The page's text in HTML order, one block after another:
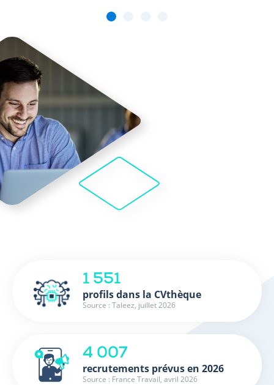
1 551
profils dans la CVthèque
Source : Taleez, juillet 2026
4 007
recrutements prévus en 2026
Source : France Travail, avril 2026